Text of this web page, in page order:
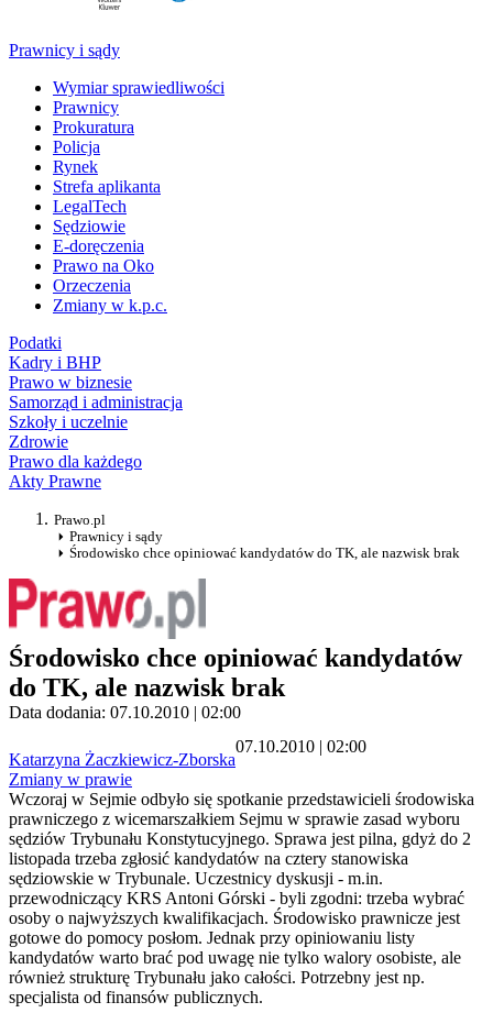
Prawnicy i sądy
Wymiar sprawiedliwości
Prawnicy
Prokuratura
Policja
Rynek
Strefa aplikanta
LegalTech
Sędziowie
E-doręczenia
Prawo na Oko
Orzeczenia
Zmiany w k.p.c.
Podatki
Kadry i BHP
Prawo w biznesie
Samorząd i administracja
Szkoły i uczelnie
Zdrowie
Prawo dla każdego
Akty Prawne
Prawo.pl
Prawnicy i sądy
Środowisko chce opiniować kandydatów do TK, ale nazwisk brak
Środowisko chce opiniować kandydatów
do TK, ale nazwisk brak
Data dodania: 07.10.2010 | 02:00
Katarzyna Żaczkiewicz-Zborska
07.10.2010 | 02:00
Zmiany w prawie
Wczoraj w Sejmie odbyło się spotkanie przedstawicieli środowiska
prawniczego z wicemarszałkiem Sejmu w sprawie zasad wyboru
sędziów Trybunału Konstytucyjnego. Sprawa jest pilna, gdyż do 2
listopada trzeba zgłosić kandydatów na cztery stanowiska
sędziowskie w Trybunale. Uczestnicy dyskusji - m.in.
przewodniczący KRS Antoni Górski - byli zgodni: trzeba wybrać
osoby o najwyższych kwalifikacjach. Środowisko prawnicze jest
gotowe do pomocy posłom. Jednak przy opiniowaniu listy
kandydatów warto brać pod uwagę nie tylko walory osobiste, ale
również strukturę Trybunału jako całości. Potrzebny jest np.
specjalista od finansów publicznych.